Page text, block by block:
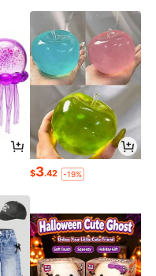
$3.42 -19%